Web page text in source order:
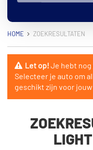
HOME ZOEKRESULTATEN
Let op!Je hebt
Selecteer je auto om
geschikt zijn voor